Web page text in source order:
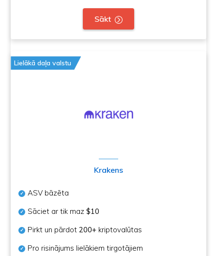
Sākt
Lielākā daļa valstu
Krakens
ASV bāzēta
Sāciet ar tik maz$10
Pirkt un pārdot200+ kriptovalūtas
Pro risinājums lielākiem tirgotājiem